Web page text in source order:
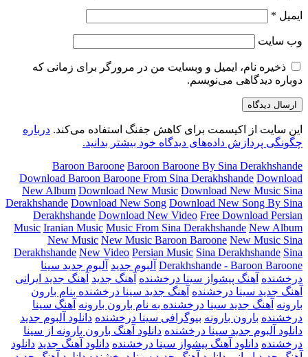
ایمیل *
وب‌ سایت
ذخیره نام، ایمیل و وبسایت من در مرورگر برای زمانی که
دوباره دیدگاهی می‌نویسم.
این سایت از اکیسمت برای کاهش جفنگ استفاده می‌کند. درباره
چگونگی پردازش داده‌های دیدگاه خود بیشتر بدانید.
Baroon Baroone Baroon Baroone By Sina Derakhshande
Download Baroon Baroone From Sina Derakhshande Download
New Album Download New Music Download New Music Sina
Derakhshande Download New Song Download New Song By Sina
Derakhshande Download New Video Free Download Persian
Music Iranian Music Music From Sina Derakhshande New Album
New Music New Music Baroon Baroone New Music Sina
Derakhshande New Video Persian Music Sina Derakhshande Sina
Derakhshande - Baroon Baroone آلبوم جدید آلبوم جدید سینا
درخشنده آهنگ پیشواز سینا درخشنده آهنگ جدید آهنگ جدید ایرانی
آهنگ جدید سینا درخشنده آهنگ جدید سینا درخشنده بنام بارون
بارونه آهنگ جدید سینا درخشنده به نام بارون بارونه آهنگ سینا
درخشنده بارون بارونه بیوگرافی سینا درخشنده دانلود آلبوم جدید
دانلود آلبوم جدید سینا درخشنده دانلود آهنگ بارون بارونه از سینا
درخشنده دانلود آهنگ پیشواز سینا درخشنده دانلود آهنگ جدید دانلود